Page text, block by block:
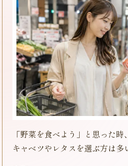
「野菜を食べよう」と思った時、
キャベツやレタスを選ぶ方は多